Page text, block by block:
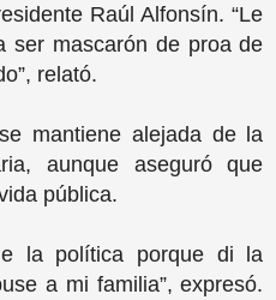
Raúl Alfonsín. “Le
ser mascarón de proa de
relató.
mantiene alejada de la
aunque aseguró que
pública.
la política porque di la
a mi familia”, expresó.